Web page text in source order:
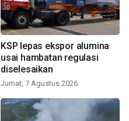
KSP lepas ekspor alumina
usai hambatan regulasi
diselesaikan
Jumat, 7 Agustus 2026